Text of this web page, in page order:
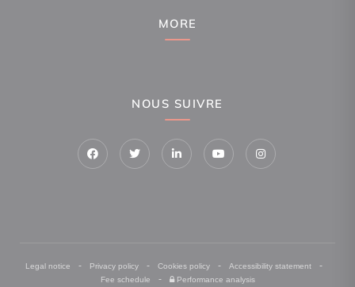
MORE
NOUS SUIVRE
Legal notice - Privacy policy - Cookies policy - Accessibility statement -
Fee schedule - Performance analysis